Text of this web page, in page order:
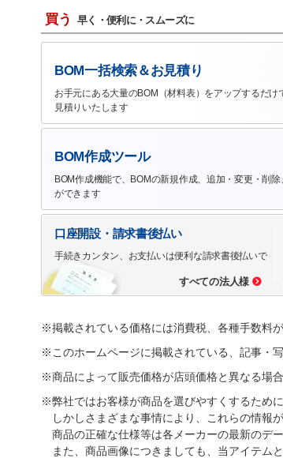
買う 早く・便利に・スムーズに
BOM一括検索＆お見積り
お手元にある大量のBOM（材料表）をアップするだけ
見積りいたします
BOM作成ツール
BOM作成機能で、BOMの新規作成、追加・変更・削除
ができます
口座開設・請求書後払い
手続きカンタン、お支払いは便利な請求書後払いで
すべての法人様
※掲載されている価格には消費税、各種手数料
※このホームページに掲載されている、記事・
※商品によって販売価格が店頭価格と異なる場合
※弊社ではお客様が商品を選びやすくするため
しかしさまざまな事情により、これらの情報
商品の正確な仕様等は各メーカーの最新のデ
また、商品画像につきましても、当アイテム